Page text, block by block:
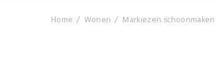
Home Wonen Markiezen schoonmaken